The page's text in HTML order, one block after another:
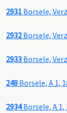
2931 Borsele,
2932Borsele,
2933 Borsele,
248 Borsele, A 1,
2934Borsele, A